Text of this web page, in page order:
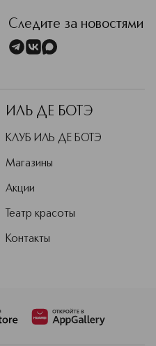
Следите за новостями
ИЛЬ ДЕ БОТЭ
КЛУБ ИЛЬ ДЕ БОТЭ
Магазины
Акции
Театр красоты
Контакты